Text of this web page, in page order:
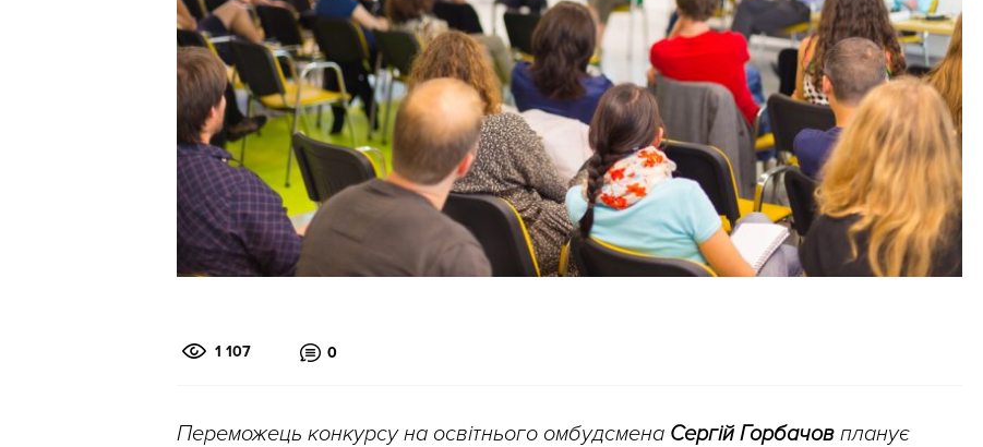
1 107 0
Переможець конкурсу на освітнього омбудсмена Сергій Горбачов планує